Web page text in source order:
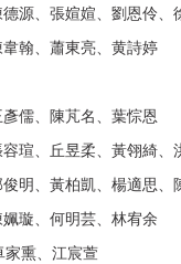
、張媗媗、劉恩伶、
、蕭東亮、黄詩婷
、陳芃名、葉悰恩
瑄、丘昱柔、黃翎綺、
明、黃柏凱、楊適思、
、何明芸、林宥余
熏、江宸萱